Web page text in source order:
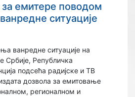
емитере поводом
ситуације
ванредне ситуације на
Србије, Републичка
подсећа радијске и ТВ
дозвола за емитовање
регионалном и